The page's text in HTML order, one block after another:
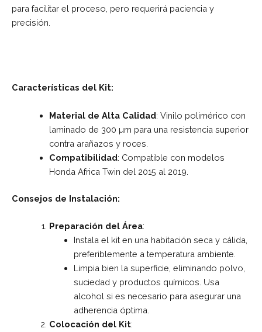
para facilitar el proceso, pero requerirá paciencia y
precisión.
Características del Kit:
Material de Alta Calidad: Vinilo polimérico con
laminado de 300 µm para una resistencia superior
contra arañazos y roces.
Compatibilidad: Compatible con modelos
Honda Africa Twin del 2015 al 2019.
Consejos de Instalación:
Preparación del Área:
Instala el kit en una habitación seca y cálida,
preferiblemente a temperatura ambiente.
Limpia bien la superficie, eliminando polvo,
suciedad y productos químicos. Usa
alcohol si es necesario para asegurar una
adherencia óptima.
Colocación del Kit: